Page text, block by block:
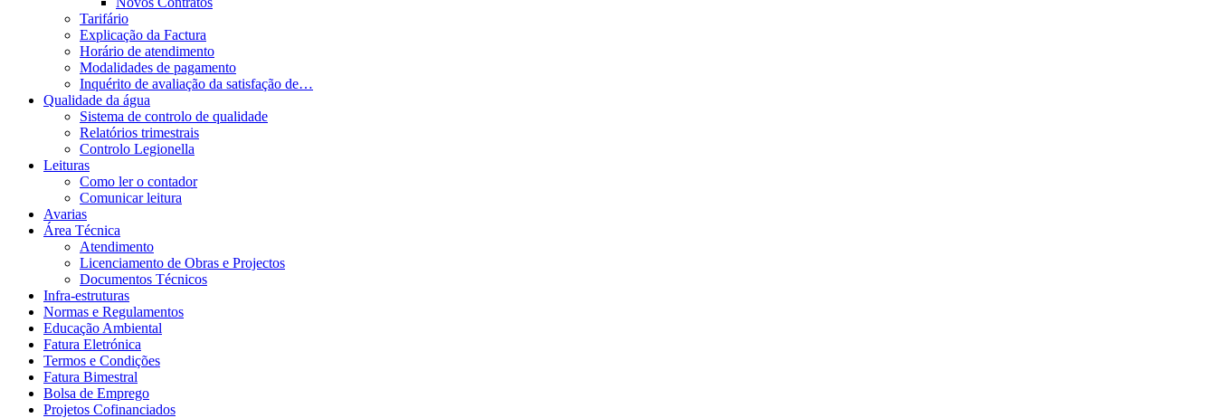
Tarifário
Explicação da Factura
Horário de atendimento
Modalidades de pagamento
Inquérito de avaliação da satisfação de…
Qualidade da água
Sistema de controlo de qualidade
Relatórios trimestrais
Controlo Legionella
Leituras
Como ler o contador
Comunicar leitura
Avarias
Área Técnica
Atendimento
Licenciamento de Obras e Projectos
Documentos Técnicos
Infra-estruturas
Normas e Regulamentos
Educação Ambiental
Fatura Eletrónica
Termos e Condições
Fatura Bimestral
Bolsa de Emprego
Projetos Cofinanciados